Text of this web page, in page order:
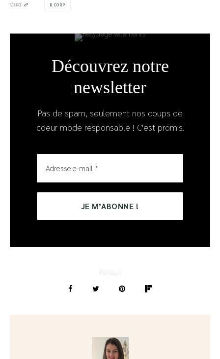
SOURCE B CORP
Découvrez notre
newsletter
Pas de spam, seulement nos coups de
coeur mode responsable ! C'est promis.
Partager